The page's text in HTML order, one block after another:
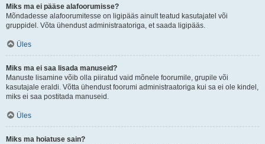
Miks ma ei pääse alafoorumisse?
Mõndadesse alafoorumitesse on ligipääs ainult teatud kasutajatel või
gruppidel. Võta ühendust administraatoriga, et saada ligipääs.
Üles
Miks ma ei saa lisada manuseid?
Manuste lisamine võib olla piiratud vaid mõnele foorumile, grupile või
kasutajale eraldi. Võtta ühendust foorumi administraatoriga kui sa ei ole kindel,
miks ei saa postitada manuseid.
Üles
Miks ma hoiatuse sain?